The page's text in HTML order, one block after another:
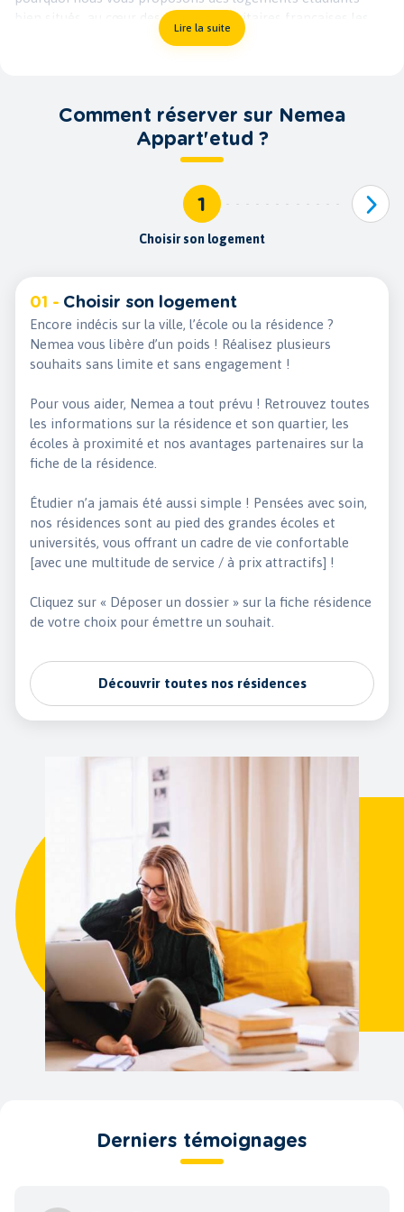
bien situés, au cœur des villes universitaires françaises les
plus prisées par les étudiants. Que vous envisagiez de
l’appartement parfait pour vous. Du studio au T2, découvrez
le logement idéal pour vos années d’étude.
Des logements équipés pour un confort optimal
Nos appartements étudiants sont soigneusement conçus
pour répondre à chacun de vos besoins. Chaque logement
est entièrement équipé, offrant tout le confort moderne
dont vous avez besoin pour vous sentir comme chez vous.
de vie fonctionnel et agréable. Voici quelques-uns des
services et équipements généralement disponibles dans nos
résidences étudiantes :
partagée
Un kit vaisselle à disposition
Un kit de couchage au besoin
Une laverie commune
Une salle de détente
Un local à vélo
Une salle de sport
Un baby-foot pour les amateurs de jeu et de fous rires
Des appartements situés au cœur des villes
universitaires
privilégié au cœur des villes universitaires les plus
dynamiques de France, Paris bien sûr, mais aussi toutes les
grandes métropoles du territoire. Imaginez-vous vivre à
étudiante, des cafés, bars et cinémas. Avec Nemea
Appart’Etud, vous êtes au centre de l’action et vous profitez
connaissez l’école ou le campus où vous allez étudier,
vérifiez que la résidence se trouve à proximité du lieu d’étude
et qu’elle est bien desservie par le tramway, le bus ou le
métro. Vous verrez que nos résidences cochent
généralement toutes les cases!
Logement Appart’Etud : des synergies étudiantes
dans un cadre convivial
Vivre dans une résidence étudiante Nemea, c’est bien plus
qu’avoir un toit sur la tête. C’est aussi l’opportunité pour les
étudiants de côtoyer leurs pairs, de créer des synergies et de
partager des expériences enrichissantes :
Des espaces de coworking pour des sessions studieuses
Des cuisines partagées pour apprendre des autres et se
de travailler ensemble. L’ambiance de nos résidences
Lire la suite
Comment réserver sur Nemea
Appart'etud ?
01 - Choisir son logement
Encore indécis sur la ville, l’école ou la résidence ?
Nemea vous libère d’un poids ! Réalisez plusieurs
souhaits sans limite et sans engagement !
Pour vous aider, Nemea a tout prévu ! Retrouvez toutes
les informations sur la résidence et son quartier, les
écoles à proximité et nos avantages partenaires sur la
fiche de la résidence.
Étudier n’a jamais été aussi simple ! Pensées avec soin,
nos résidences sont au pied des grandes écoles et
universités, vous offrant un cadre de vie confortable
[avec une multitude de service / à prix attractifs] !
Cliquez sur « Déposer un dossier » sur la fiche résidence
de votre choix pour émettre un souhait.
Découvrir toutes nos résidences
1
Choisir son logement
Derniers témoignages